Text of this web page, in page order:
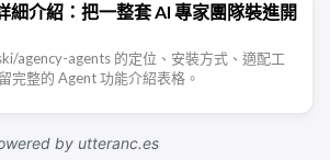
細介紹：把一整套 AI 專家團隊裝進開
agency-agents 的定位、安裝方式、適配工
完整的 Agent 功能介紹表格。